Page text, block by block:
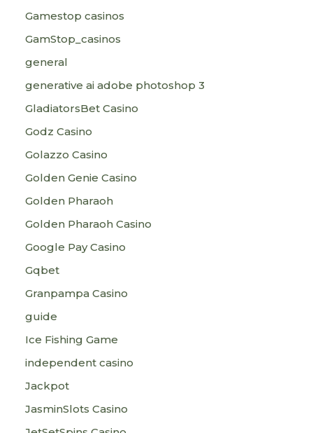
Gamestop casinos
GamStop_casinos
general
generative ai adobe photoshop 3
GladiatorsBet Casino
Godz Casino
Golazzo Casino
Golden Genie Casino
Golden Pharaoh
Golden Pharaoh Casino
Google Pay Casino
Gqbet
Granpampa Casino
guide
Ice Fishing Game
independent casino
Jackpot
JasminSlots Casino